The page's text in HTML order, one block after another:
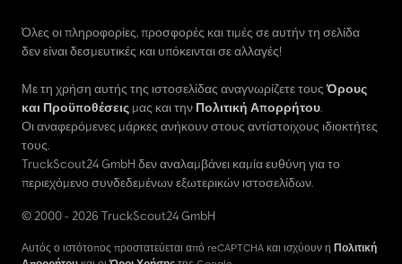
Όλες οι πληροφορίες, προσφορές και τιμές σε αυτήν τη σελίδα
δεν είναι δεσμευτικές και υπόκεινται σε αλλαγές!
Με τη χρήση αυτής της ιστοσελίδας αναγνωρίζετε τουςΌρους
και Προϋποθέσεις μας και την Πολιτική Απορρήτου.
Οι αναφερόμενες μάρκες ανήκουν στους αντίστοιχους ιδιοκτήτες
τους.
TruckScout24 GmbH δεν αναλαμβάνει καμία ευθύνη για το
περιεχόμενο συνδεδεμένων εξωτερικών ιστοσελίδων.
© 2000 - 2026 TruckScout24 GmbH
Αυτός ο ιστότοπος προστατεύεται από reCAPTCHA και ισχύουν η Πολιτική